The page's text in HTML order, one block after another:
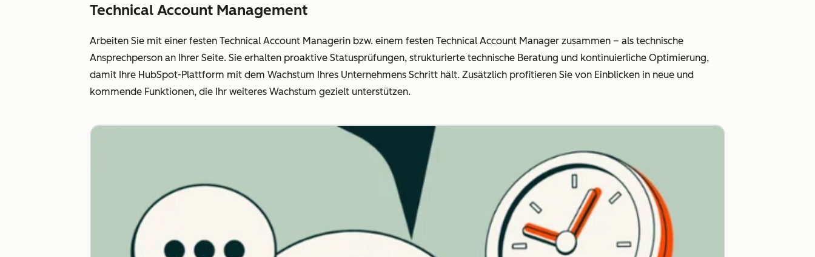
Technical Account Management
Arbeiten Sie mit einer festen Technical Account Managerin bzw. einem festen Technical Account Manager zusammen – als technische
Ansprechperson an Ihrer Seite. Sie erhalten proaktive Statusprüfungen, strukturierte technische Beratung und kontinuierliche Optimierung,
damit Ihre HubSpot-Plattform mit dem Wachstum Ihres Unternehmens Schritt hält. Zusätzlich profitieren Sie von Einblicken in neue und
kommende Funktionen, die Ihr weiteres Wachstum gezielt unterstützen.